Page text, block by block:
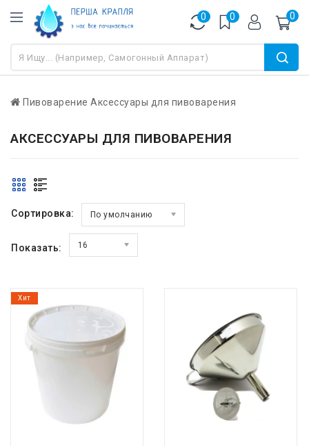
0 0 0
Пивоварение Аксессуары для пивоварения
АКСЕССУАРЫ ДЛЯ ПИВОВАРЕНИЯ
Сортировка: По умолчанию
Показать: 16
Хит